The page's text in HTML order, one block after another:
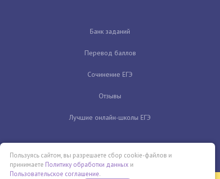
Банк заданий
Перевод баллов
Сочинение ЕГЭ
Отзывы
Лучшие онлайн-школы ЕГЭ
Пользуясь сайтом, вы разрешаете сбор cookie-файлов и
принимаете Политику обработки данных и
Пользовательское соглашение.